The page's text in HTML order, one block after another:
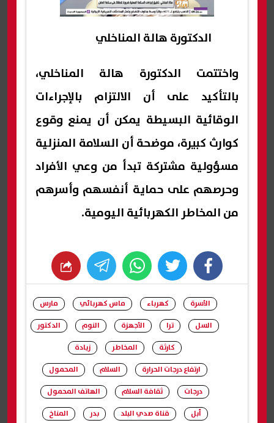
الدكتورة هالة المناخلي
واختتمت الدكتورة هالة المناخلي،
بالتأكيد على أن الالتزام بالإجراءات
الوقائية البسيطة يمكن أن يمنع وقوع
كوارث كبيرة، موضحة أن السلامة المنزلية
مسؤولية مشتركة تبدأ من وعي الأفراد
وحرصهم على حماية أنفسهم وأسرهم
من المخاطر الكهربائية اليومية.
facebook
twitter
whats
الأسرة كهرباء ماس كهربائي
مارس
السل
ترا الأجهزة النوم
الدكتور
كارثة
المخاطر
زيادة
ارتفاع درجات الحرارة
السلام
المحمول
درجات
ثقافة السلام
الهاتف المحمول
أبل
قناة صدي البلد بدر
المناخ